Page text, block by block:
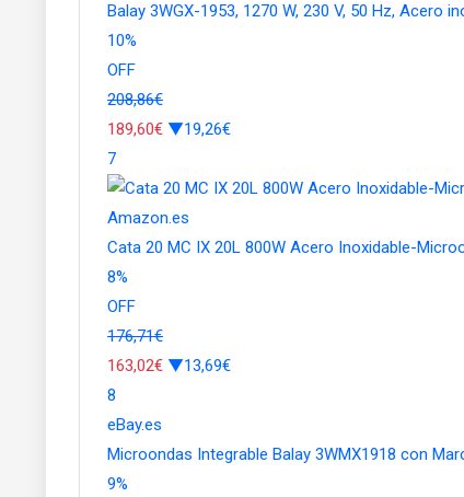
Balay 3WGX-1953, 1270 W, 230 V, 50 Hz, Acero
10%
OFF
208,86€
189,60€ ▼19,26€
7
Amazon.es
Cata 20 MC IX 20L 800W Acero Inoxidable-
8%
OFF
176,71€
163,02€ ▼13,69€
8
eBay.es
Microondas Integrable Balay 3WMX1918 con
9%